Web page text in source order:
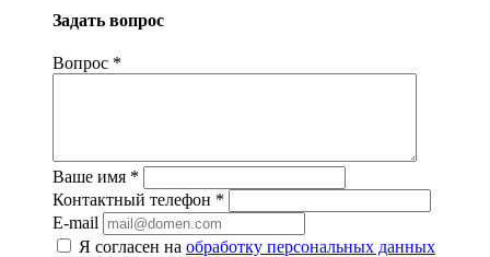
Задать вопрос
Вопрос *
Ваше имя *
Контактный телефон *
E-mail
Я согласен на обработку персональных данных